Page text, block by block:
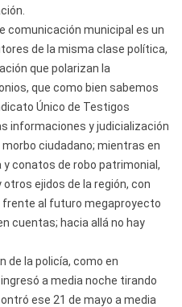
comunicación municipal es un
de la misma clase política,
que polarizan la
que como bien sabemos
Único de Testigos
informaciones y judicialización
ciudadano; mientras en
conatos de robo patrimonial,
ejidos de la región, con
frente al futuro megaproyecto
cuentas; hacia allá no hay
de la policía, como en
a media noche tirando
ese 21 de mayo a media